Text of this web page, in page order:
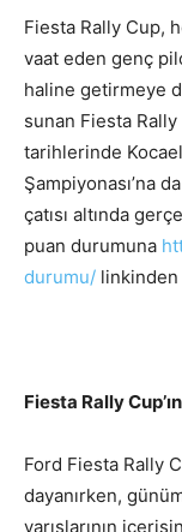
Fiesta Rally Cup,
vaat eden genç
haline getirmeye
sunan Fiesta Rally
tarihlerinde
Şampiyonası’na
çatısı altında
puan durumuna
durumu/ linkinden
Fiesta Rally
Ford Fiesta Rally
dayanırken,
yarışlarının